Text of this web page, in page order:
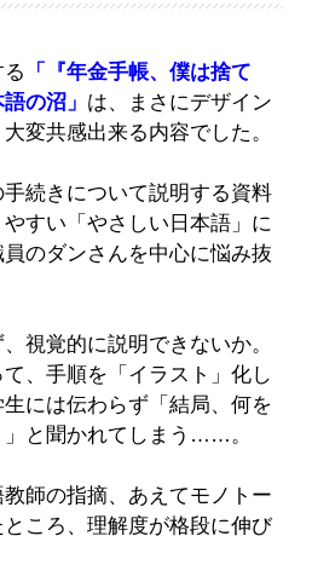
「『年金手帳、僕は捨て
の沼」 は、まさにデザイン
変共感出来る内容でした。
続きについて説明する資料
すい「やさしい日本語」に
のダンさんを中心に悩み抜
視覚的に説明できないか。
、手順を「イラスト」化し
には伝わらず「結局、何を
と聞かれてしまう……。
師の指摘、あえてモノトー
ころ、理解度が格段に伸び